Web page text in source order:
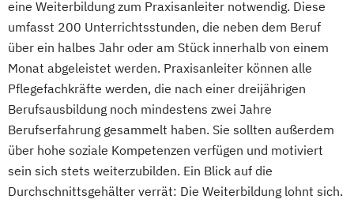
Verantwortliche Pflegefachkraft für die
ambulante und (teil-)stationäre Pflege
Vorbereitung für die Eignungsprüfung zur
Erlangung der staatlichen Anerkennung
ausländischer Krankenpflegeausbildungen
(gem. §20b KrPflAPrV)
Zukunftsorientierte Pflege und Betreuung
behinderter und alter Menschen
eine Weiterbildung zum Praxisanleiter notwendig. Diese
umfasst 200 Unterrichtsstunden, die neben dem Beruf
über ein halbes Jahr oder am Stück innerhalb von einem
Monat abgeleistet werden. Praxisanleiter können alle
Pflegefachkräfte werden, die nach einer dreijährigen
Berufsausbildung noch mindestens zwei Jahre
Berufserfahrung gesammelt haben. Sie sollten außerdem
über hohe soziale Kompetenzen verfügen und motiviert
sein sich stets weiterzubilden. Ein Blick auf die
Durchschnittsgehälter verrät: Die Weiterbildung lohnt sich.